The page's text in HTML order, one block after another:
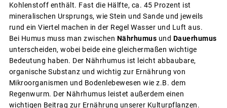
Kohlenstoff enthält. Fast die Hälfte, ca. 45 Prozent ist
mineralischen Ursprungs, wie Stein und Sande und jeweils
rund ein Viertel machen in der Regel Wasser und Luft aus.
Bei Humus muss man zwischen Nährhumus und Dauerhumus
unterscheiden, wobei beide eine gleichermaßen wichtige
Bedeutung haben. Der Nährhumus ist leicht abbaubare,
organische Substanz und wichtig zur Ernährung von
Mikroorganismen und Bodenlebewesen wie z.B. dem
Regenwurm. Der Nährhumus leistet außerdem einen
wichtigen Beitrag zur Ernährung unserer Kulturpflanzen.